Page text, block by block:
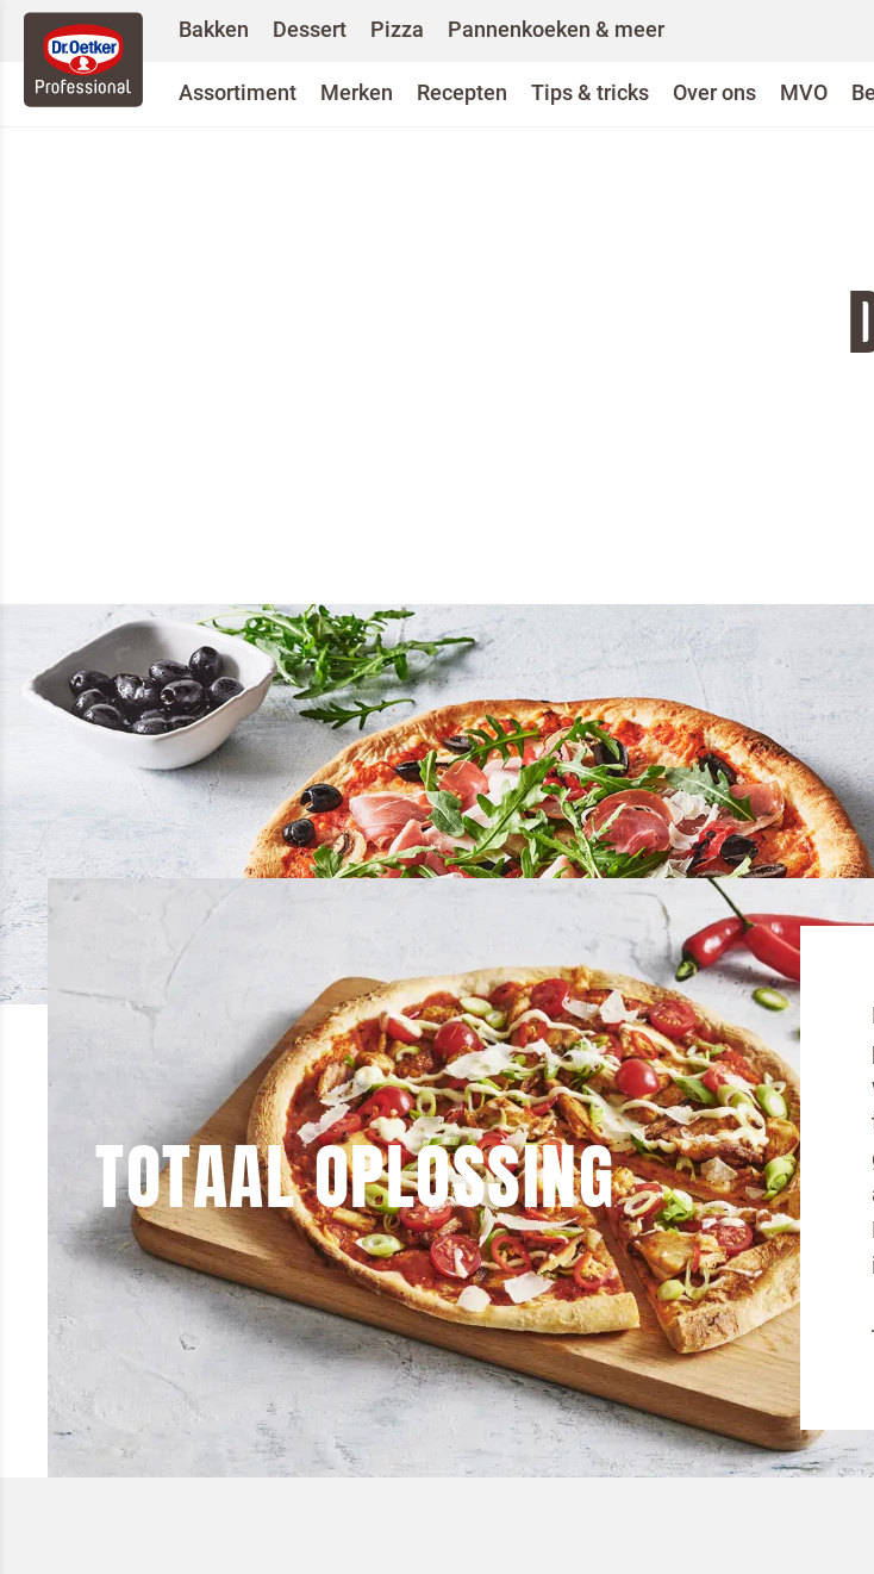
Bakken Dessert Pizza Pannenkoeken & meer
Assortiment Merken Recepten Tips & tricks Over ons MVO
Je gasten snel een lekkere maaltijd serveren. Dat kan met
TOTAAL OPLOSSING